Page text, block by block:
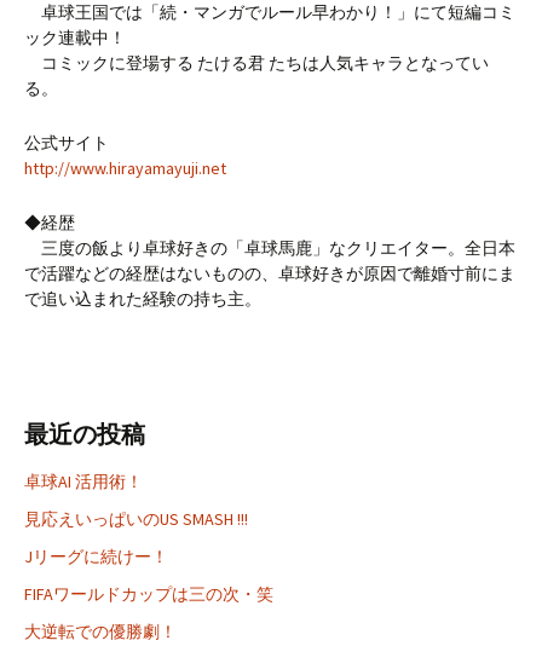
卓球王国では「続・マンガでルール早わかり！」にて短編コミ
ック連載中！
コミックに登場する たける君 たちは人気キャラとなってい
る。
公式サイト
http://www.hirayamayuji.net
◆経歴
三度の飯より卓球好きの「卓球馬鹿」なクリエイター。全日本
で活躍などの経歴はないものの、卓球好きが原因で離婚寸前にま
で追い込まれた経験の持ち主。
最近の投稿
卓球AI 活用術！
見応えいっぱいのUS SMASH !!!
Jリーグに続けー！
FIFAワールドカップは三の次・笑
大逆転での優勝劇！